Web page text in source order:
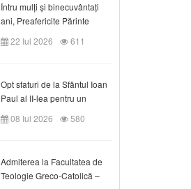
Întru mulți și binecuvântați
ani, Preafericite Părinte
Claudiu!
22 Iul 2026 611
Opt sfaturi de la Sfântul Ioan
Paul al II-lea pentru un
creștin
08 Iul 2026 580
Admiterea la Facultatea de
Teologie Greco-Catolică –